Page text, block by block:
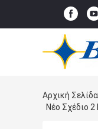
Αρχική Σελίδα
Νέο Σχέδιο